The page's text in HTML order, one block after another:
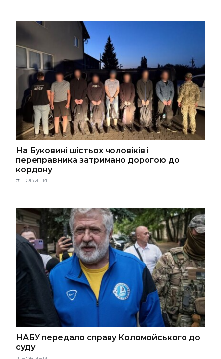
На Буковині шістьох чоловіків і
переправника затримано дорогою до
кордону
# НОВИНИ
НАБУ передало справу Коломойського до
суду